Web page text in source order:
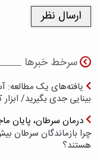
سرخط خبرها
یافته‌های یک
بینایی جدی بگیرید/
درمان سرطان، پایان
چرا بازماندگان سرطان
هستند؟